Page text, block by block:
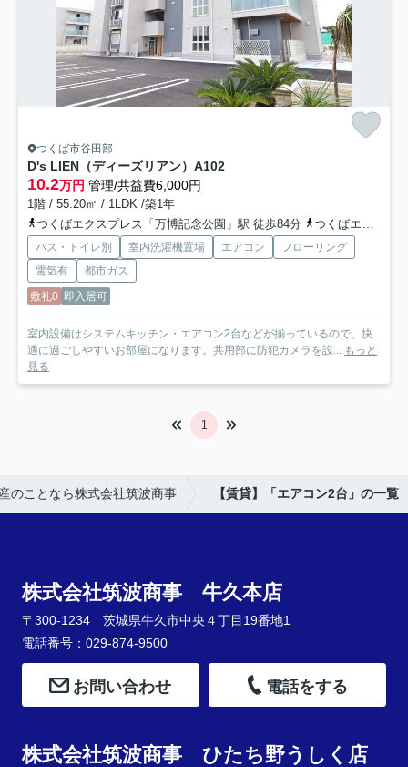
つくば市谷田部
D's LIEN（ディーズリアン） A102
10.2万円 管理/共益費6,000円
1階 / 55.20㎡ / 1LDK /築1年
つくばエクスプレス「万博記念公園」駅 徒歩84分
つくばエクスプレス「みどりの」駅 徒歩57分
バス・トイレ別 室内洗濯機置場 エアコン
フローリング
電気有
都市ガス
敷礼0 即入居可
室内設備はシステムキッチン・エアコン2台などが揃っているので、快
適に過ごしやすいお部屋になります。共用部に防犯カメラを設... もっと
見る
1
のことなら株式会社筑波商事 【賃貸】「エアコン2台」の一覧
株式会社筑波商事 牛久本店
〒300-1234 茨城県牛久市中央４丁目19番地1
電話番号：029-874-9500
お問い合わせ 電話をする
株式会社筑波商事 ひたち野うしく店